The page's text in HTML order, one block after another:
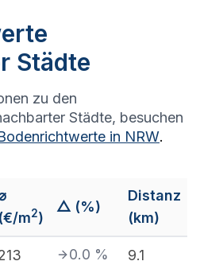
Städte
zu den
Städte, besuchen
in NRW.
(€/m2)
△ (%)
Distanz
(km)
0.0 % 9.1